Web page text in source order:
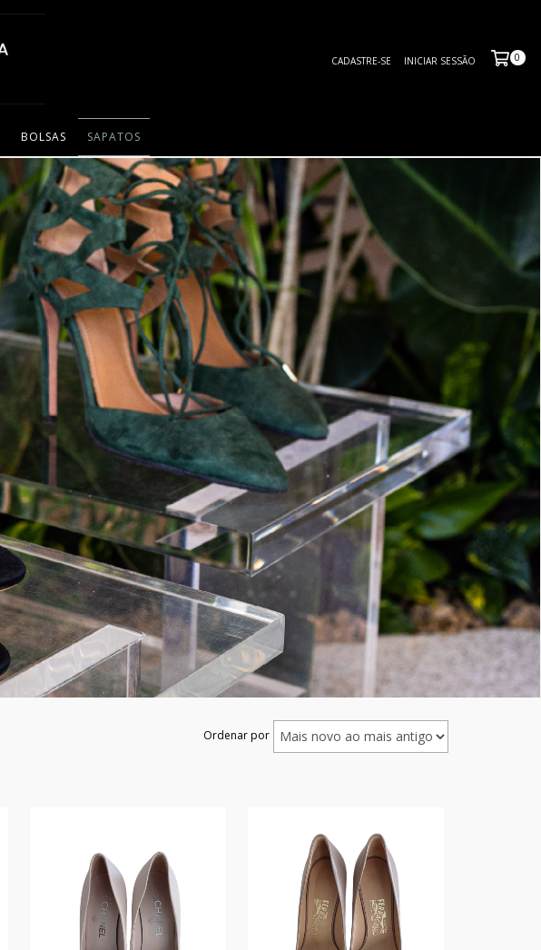
CADASTRE-SE INICIAR SESSÃO 0
BOLSAS SAPATOS
Ordenar por